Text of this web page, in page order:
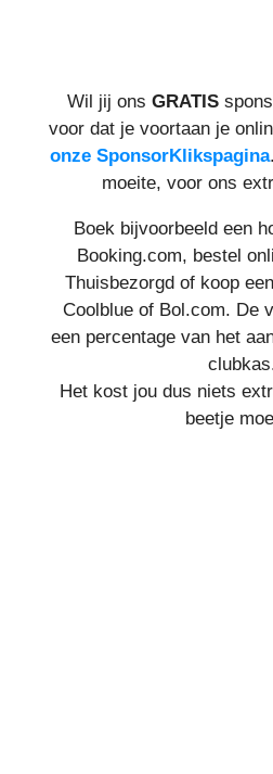
Wil jij onsGRATIS
voor dat je voortaan je
onze SponsorKlikspagina
moeite, voor ons
Boek bijvoorbeeld een
Booking.com, bestel
Thuisbezorgd of koop
Coolblue of Bol.com. De
een percentage van het
Het kost jou dus niets
beetje